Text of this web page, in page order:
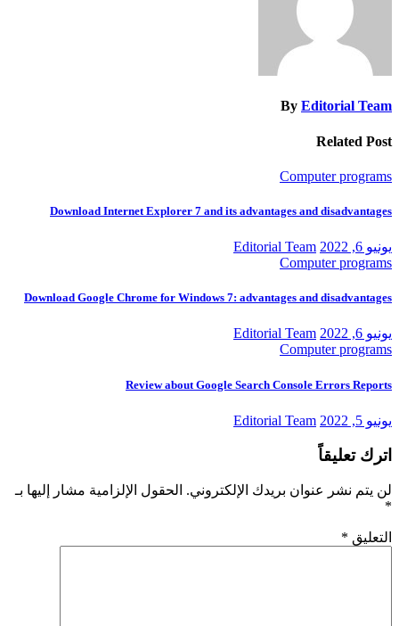
By Editorial Team
Related Post
Computer programs
Download Internet Explorer 7 and its advantages and disadvantages
يونيو 6, 2022
Editorial Team
Computer programs
Download Google Chrome for Windows 7: advantages and disadvantages
يونيو 6, 2022
Editorial Team
Computer programs
Review about Google Search Console Errors Reports
يونيو 5, 2022 Editorial Team
اترك تعليقاً
لن يتم نشر عنوان بريدك الإلكتروني. الحقول الإلزامية مشار إليها بـ
*
التعليق *